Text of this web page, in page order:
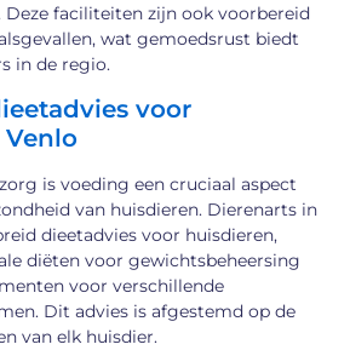
Deze faciliteiten zijn ook voorbereid
wat gemoedsrust biedt
in de regio.
voor
is voeding een cruciaal aspect
van huisdieren. Dierenarts in
dieetadvies voor huisdieren,
diëten voor gewichtsbeheersing
voor verschillende
Dit advies is afgestemd op de
van elk huisdier.